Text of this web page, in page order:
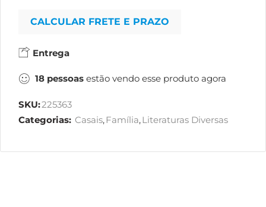
CALCULAR FRETE E PRAZO
Entrega
18 pessoas estão vendo esse produto agora
SKU:225363
Categorias: Casais,Família,Literaturas Diversas